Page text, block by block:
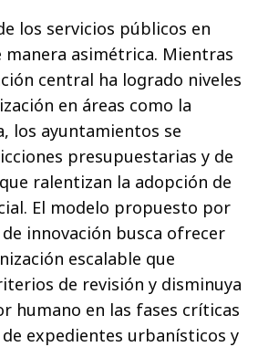
los servicios públicos en
manera asimétrica. Mientras
central ha logrado niveles
en áreas como la
los ayuntamientos se
presupuestarias y de
ralentizan la adopción de
El modelo propuesto por
innovación busca ofrecer
escalable que
de revisión y disminuya
humano en las fases críticas
expedientes urbanísticos y